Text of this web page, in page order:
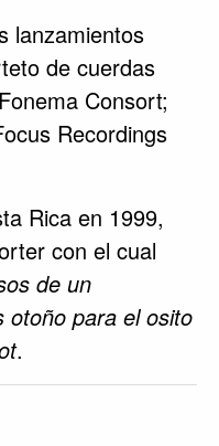
lanzamientos
de cuerdas
Consort;
Recordings
Rica en 1999,
con el cual
de un
otoño para el osito
.